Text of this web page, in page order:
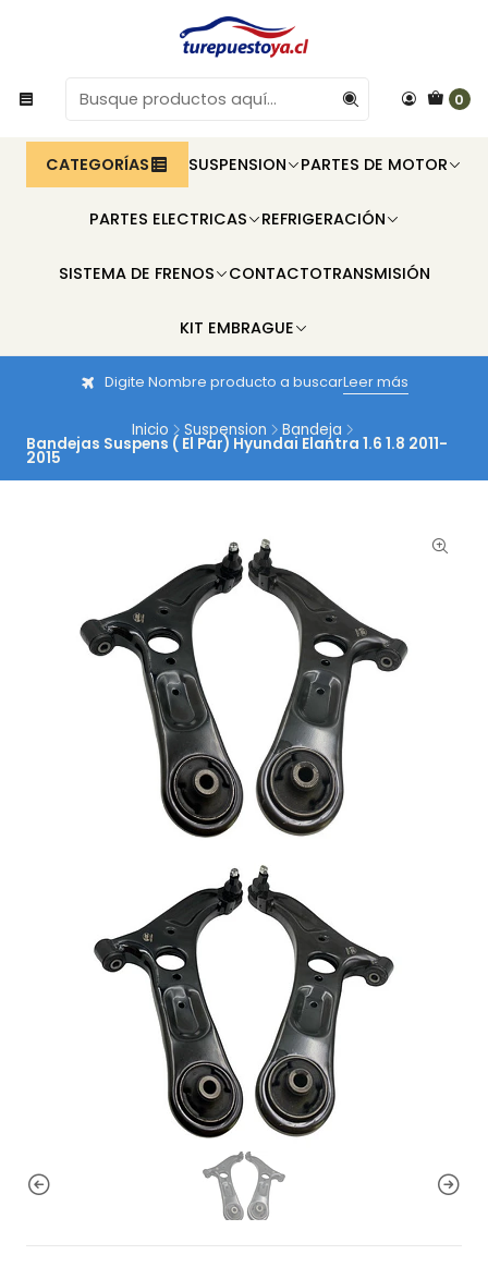
0
CATEGORÍAS SUSPENSION PARTES DE MOTOR
PARTES ELECTRICAS REFRIGERACIÓN
SISTEMA DE FRENOS CONTACTOTRANSMISIÓN
KIT EMBRAGUE
Digite Nombre producto a buscarLeer más
Inicio Suspension Bandeja
Bandejas Suspens ( El Par) Hyundai Elantra 1.6 1.8 2011-
2015